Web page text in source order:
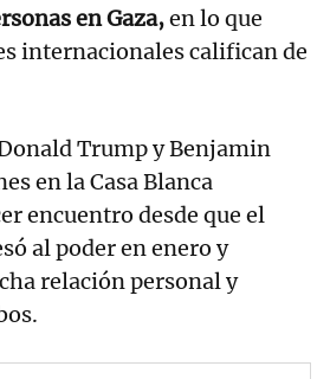
en Gaza,en lo que
internacionales califican de
Trump y Benjamin
en la Casa Blanca
encuentro desde que el
al poder en enero y
relación personal y